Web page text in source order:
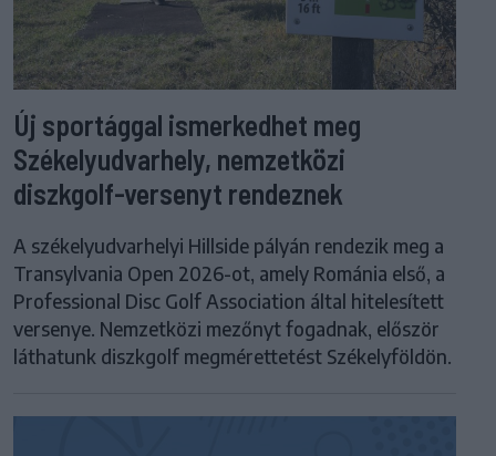
Új sportággal ismerkedhet meg
Székelyudvarhely, nemzetközi
diszkgolf-versenyt rendeznek
A székelyudvarhelyi Hillside pályán rendezik meg a
Transylvania Open 2026-ot, amely Románia első, a
Professional Disc Golf Association által hitelesített
versenye. Nemzetközi mezőnyt fogadnak, először
láthatunk diszkgolf megmérettetést Székelyföldön.